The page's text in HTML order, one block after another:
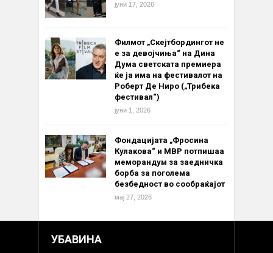
јуни 17, 2026
Филмот „Скејтбордингот не
е за девојчиња“ на Дина
Дума светската премиера
ќе ја има на фестивалот на
Роберт Де Ниро („Трибека
фестивал“)
јуни 1, 2026
Фондацијата „Фросина
Кулакова“ и МВР потпишаа
меморандум за заедничка
борба за поголема
безбедност во сообраќајот
мај 27, 2026
УБАВИНА